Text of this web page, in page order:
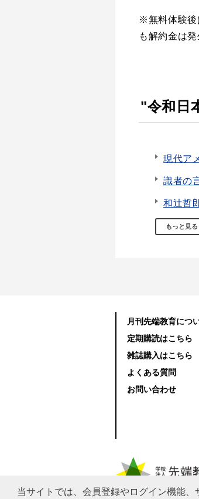
当サイトでは、会員登録やログイン機能
※無料体験後
も解約金は発
"令和日
現代ア
識者の
和辻哲
もっと見る
月刊先端教育につ
定期購読はこちら
雑誌購入はこちら
よくある質問
お問い合わせ